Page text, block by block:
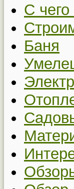
С чего
Баня